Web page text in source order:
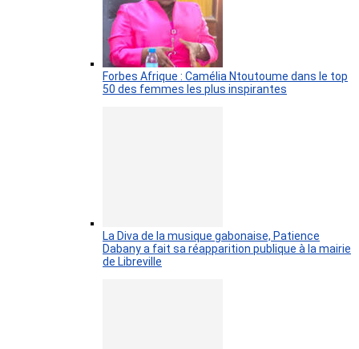
Forbes Afrique : Camélia Ntoutoume dans le top
50 des femmes les plus inspirantes
La Diva de la musique gabonaise, Patience
Dabany a fait sa réapparition publique à la mairie
de Libreville